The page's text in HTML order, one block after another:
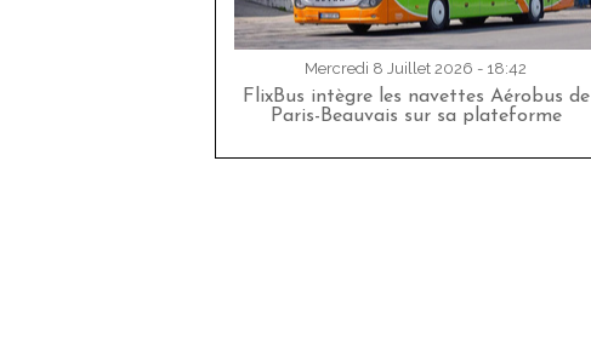
Mercredi 8 Juillet 2026 - 18:42
FlixBus intègre les navettes Aérobus de
Paris-Beauvais sur sa plateforme